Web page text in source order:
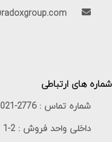
شماره های ارتباطی
شماره تماس :021-2776
داخلی واحد فروش : 1-2